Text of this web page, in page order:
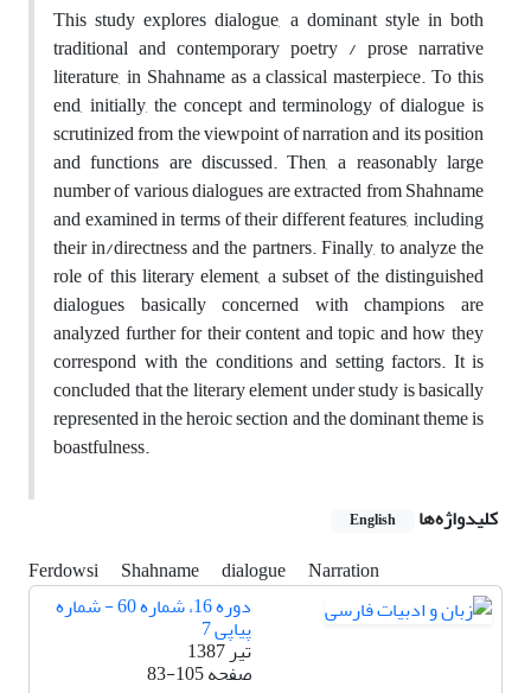
This study explores dialogue, a dominant style in both
traditional and contemporary poetry / prose narrative
literature, in Shahname as a classical masterpiece. To this
end, initially, the concept and terminology of dialogue is
scrutinized from the viewpoint of narration and its position
and functions are discussed. Then, a reasonably large
number of various dialogues are extracted from Shahname
and examined in terms of their different features, including
their in/directness and the partners. Finally, to analyze the
role of this literary element, a subset of the distinguished
dialogues basically concerned with champions are
analyzed further for their content and topic and how they
correspond with the conditions and setting factors. It is
concluded that the literary element under study is basically
represented in the heroic section and the dominant theme is
boastfulness.
کلیدواژه‌ها
English
Ferdowsi Shahname dialogue
Narration
دوره 16، شماره 60 - شماره
پیاپی 7
تیر 1387
صفحه83-105